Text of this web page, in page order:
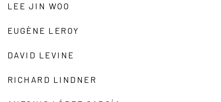
LEE JIN WOO
EUGÈNE LEROY
DAVID LEVINE
RICHARD LINDNER